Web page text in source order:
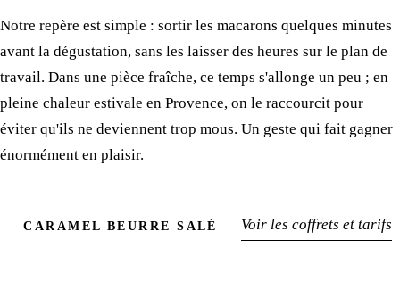
Notre repère est simple : sortir les macarons quelques minutes
avant la dégustation, sans les laisser des heures sur le plan de
travail. Dans une pièce fraîche, ce temps s'allonge un peu ; en
pleine chaleur estivale en Provence, on le raccourcit pour
éviter qu'ils ne deviennent trop mous. Un geste qui fait gagner
énormément en plaisir.
CARAMEL BEURRE SALÉ Voir les coffrets et tarifs